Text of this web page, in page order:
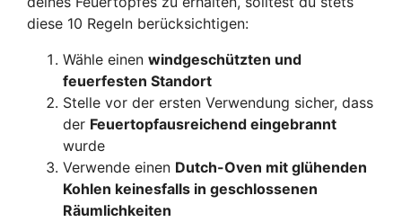
diese 10 Regeln berücksichtigen:
Wähle einen windgeschützten und
feuerfesten Standort
Stelle vor der ersten Verwendung sicher, dass
der Feuertopfausreichend eingebrannt
wurde
Verwende einen Dutch-Oven mit glühenden
Kohlen keinesfalls in geschlossenen
Räumlichkeiten